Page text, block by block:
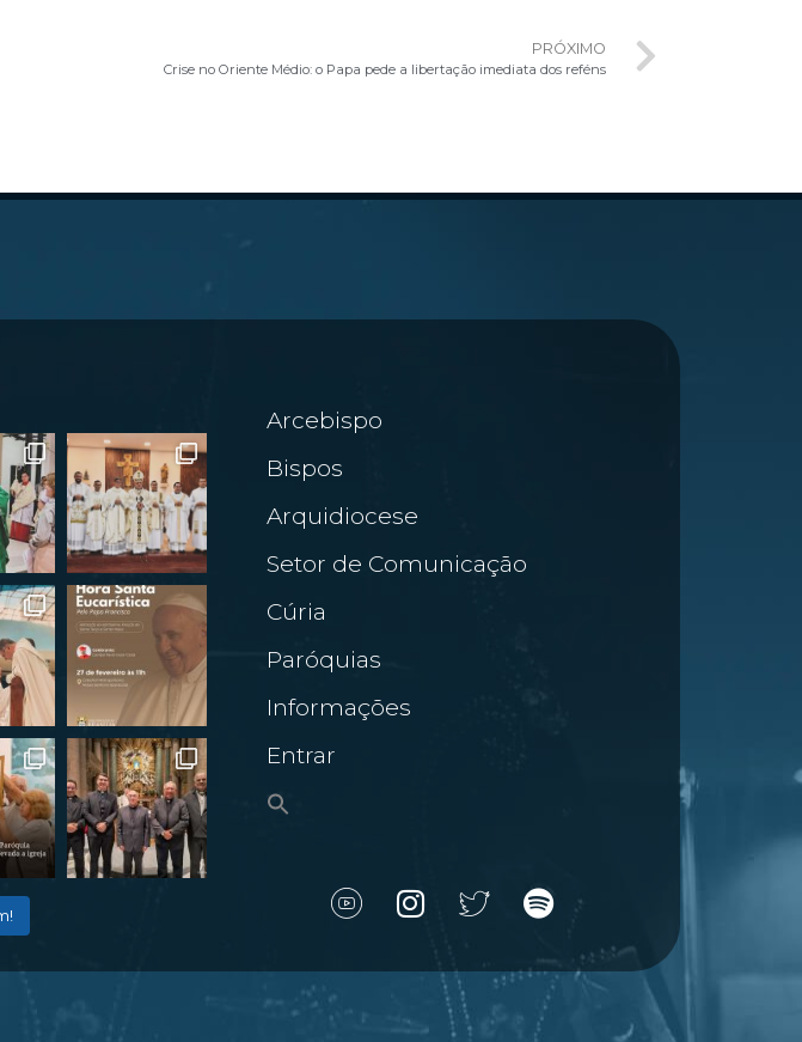
PRÓXIMO
Crise no Oriente Médio: o Papa pede a libertação imediata dos reféns
Arcebispo
Bispos
Arquidiocese
Setor de Comunicação
Cúria
Paróquias
Informações
Entrar